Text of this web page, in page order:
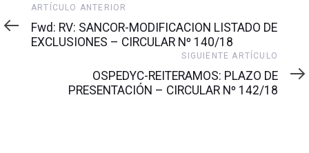
Artículo
anterior
ARTÍCULO ANTERIOR
Fwd: RV: SANCOR-MODIFICACION LISTADO DE
EXCLUSIONES – CIRCULAR Nº 140/18
SIGUIENTE ARTÍCULO
OSPEDYC-REITERAMOS: PLAZO DE
PRESENTACIÓN – CIRCULAR Nº 142/18